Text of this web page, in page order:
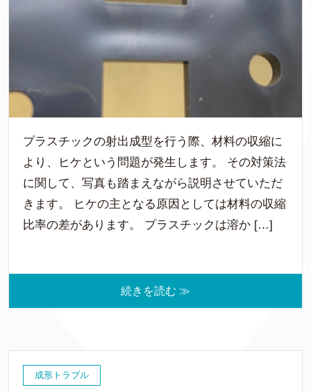
プラスチックの射出成型を行う際、材料の収縮に
より、ヒケという問題が発生します。 その対策法
に関して、写真も踏まえながら説明させていただ
きます。 ヒケの主となる原因としては材料の収縮
比率の差があります。 プラスチックは溶か […]
続きを読む ≫
成形トラブル